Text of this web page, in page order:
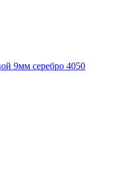
9мм серебро 4050